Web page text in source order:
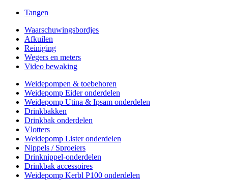
Tangen
Waarschuwingsbordjes
Afkuilen
Reiniging
Wegers en meters
Video bewaking
Weidepompen & toebehoren
Weidepomp Eider onderdelen
Weidepomp Utina & Ipsam onderdelen
Drinkbakken
Drinkbak onderdelen
Vlotters
Weidepomp Lister onderdelen
Nippels / Sproeiers
Drinknippel-onderdelen
Drinkbak accessoires
Weidepomp Kerbl P100 onderdelen